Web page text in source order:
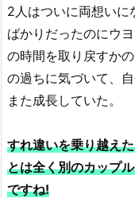
2人はついに両想いに
ばかりだったのにウ
の時間を取り戻すか
の過ちに気づいて、
また成長していた。
すれ違いを乗り越え
とは全く別のカップ
ですね!